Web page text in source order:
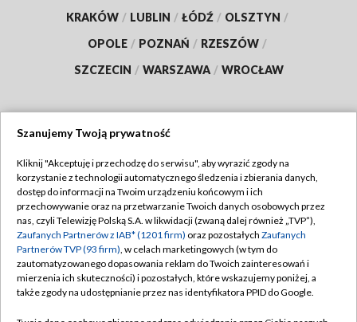
KRAKÓW / LUBLIN / ŁÓDŹ / OLSZTYN /
OPOLE / POZNAŃ / RZESZÓW /
SZCZECIN / WARSZAWA / WROCŁAW
TVP
Abonament TVP
Emisja w TVP
Centrum informacji TVP
Naziemna Telewizja Cyfrowa
Regulamin TVP
Polityka prywatności
Moje zgody
Pomoc
Szanujemy Twoją prywatność
Kliknij "Akceptuję i przechodzę do serwisu", aby wyrazić zgody na
korzystanie z technologii automatycznego śledzenia i zbierania danych,
dostęp do informacji na Twoim urządzeniu końcowym i ich
przechowywanie oraz na przetwarzanie Twoich danych osobowych przez
nas, czyli Telewizję Polską S.A. w likwidacji (zwaną dalej również „TVP”),
Zaufanych Partnerów z IAB* (1201 firm) oraz pozostałych Zaufanych
Partnerów TVP (93 firm), w celach marketingowych (w tym do
zautomatyzowanego dopasowania reklam do Twoich zainteresowań i
mierzenia ich skuteczności) i pozostałych, które wskazujemy poniżej, a
także zgody na udostępnianie przez nas identyfikatora PPID do Google.